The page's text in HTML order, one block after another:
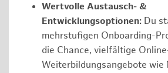
Wertvolle Austausch- &
Entwicklungsoptionen: Du
mehrstufigen Onboarding-
die Chance, vielfältige
Weiterbildungsangebote wie